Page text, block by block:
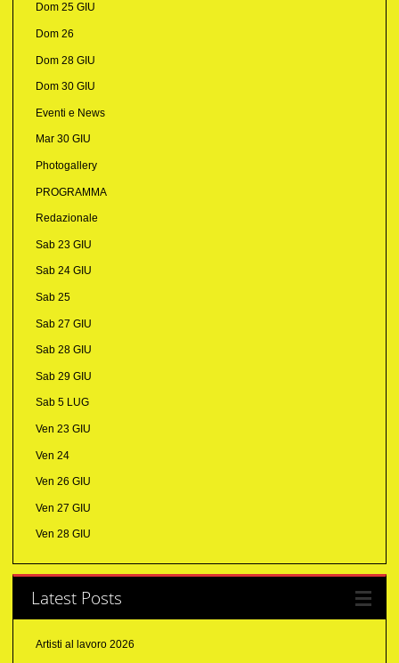
Dom 25 GIU
Dom 26
Dom 28 GIU
Dom 30 GIU
Eventi e News
Mar 30 GIU
Photogallery
PROGRAMMA
Redazionale
Sab 23 GIU
Sab 24 GIU
Sab 25
Sab 27 GIU
Sab 28 GIU
Sab 29 GIU
Sab 5 LUG
Ven 23 GIU
Ven 24
Ven 26 GIU
Ven 27 GIU
Ven 28 GIU
Latest Posts
Artisti al lavoro 2026